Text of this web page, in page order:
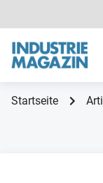
Startseite